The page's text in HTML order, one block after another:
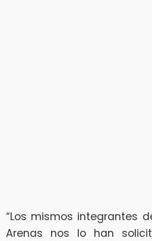
“Los mismos integrantes
Arenas nos lo han